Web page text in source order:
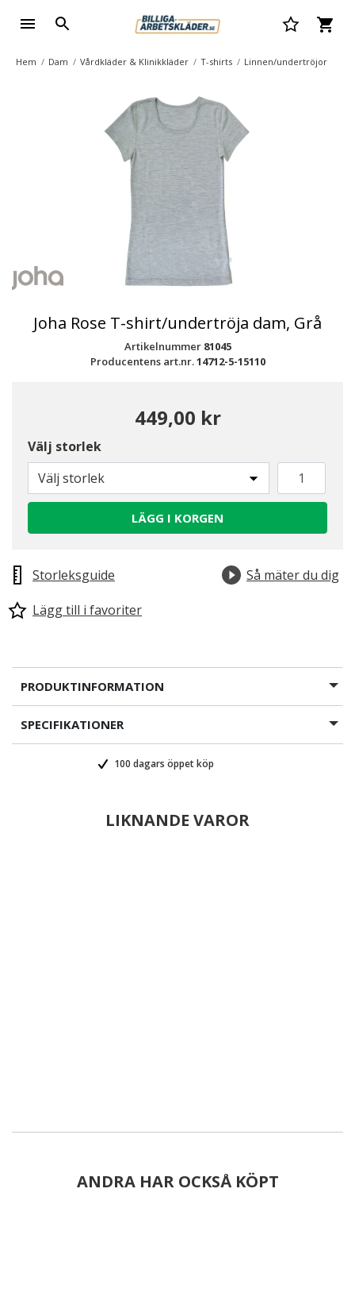
Hem Dam Vårdkläder & Klinikkläder T-shirts Linnen/undertröjor
Joha Rose T-shirt/undertröja dam, Grå
Artikelnummer 81045
Producentens art.nr.14712-5-15110
449,00 kr
Välj storlek
Välj storlek
LÄGG I KORGEN
Storleksguide
Så mäter du dig
Lägg till i favoriter
PRODUKTINFORMATION
SPECIFIKATIONER
100 dagars öppet köp
LIKNANDE VAROR
ANDRA HAR OCKSÅ KÖPT